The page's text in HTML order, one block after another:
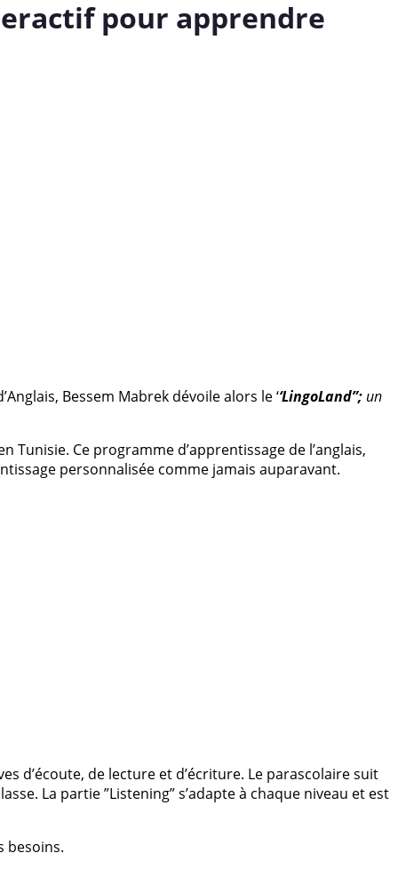
pour apprendre
Bessem Mabrek dévoile alors le ‘‘LingoLand”; un
Ce programme d’apprentissage de l’anglais,
personnalisée comme jamais auparavant.
d’écoute, de lecture et d’écriture. Le parascolaire suit
La partie ”Listening” s’adapte à chaque niveau et est
besoins.